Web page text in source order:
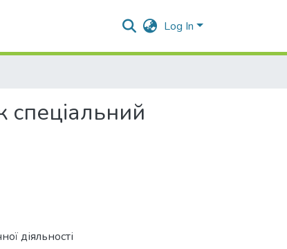
Log In
спеціальний
діяльності